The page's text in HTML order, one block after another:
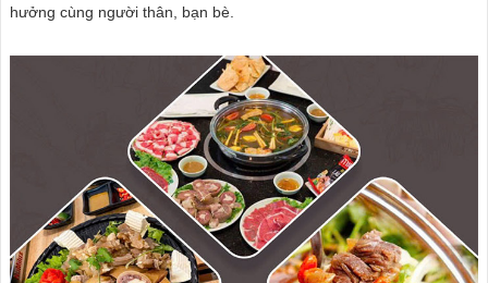
hưởng cùng người thân, bạn bè.